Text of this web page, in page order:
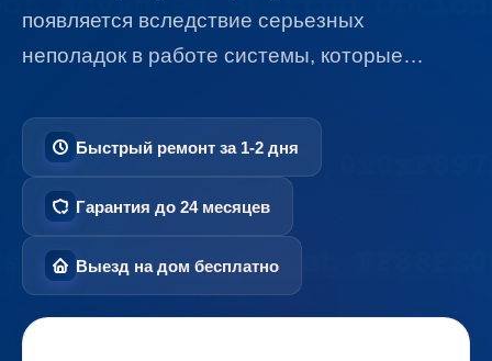
появляется вследствие серьезных
неполадок в работе системы, которые…
Быстрый ремонт за 1-2 дня
Гарантия до 24 месяцев
Выезд на дом бесплатно